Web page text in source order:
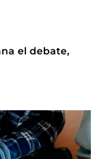
el debate,